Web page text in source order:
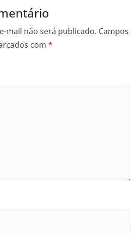
mail não será publicado. Campos
com *